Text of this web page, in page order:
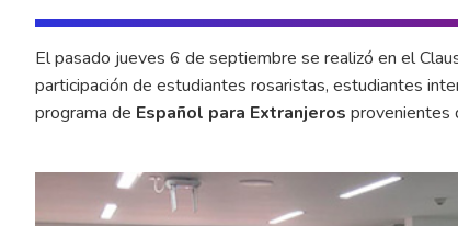
El pasado jueves 6 de septiembre se realizó en el
participación de estudiantes rosaristas, estudiantes
programa de Español para Extranjeros provenientes